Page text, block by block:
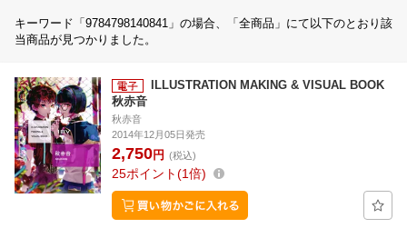
キーワード「9784798140841」の場合、「全商品」にて以下のとおり該
当商品が見つかりました。
ILLUSTRATION MAKING & VISUAL BOOK
秋赤音
秋赤音
2014年12月05日発売
2,750円 (税込)
25ポイント 1倍